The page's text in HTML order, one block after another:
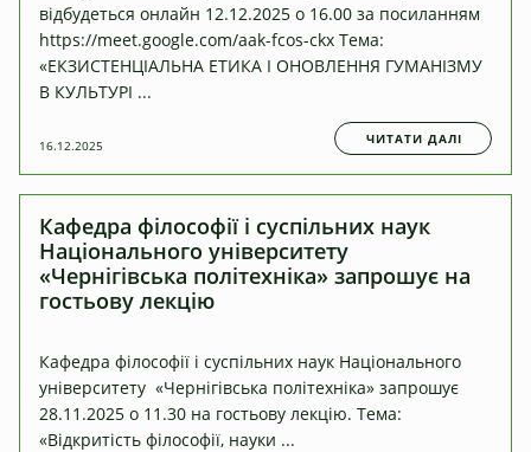
відбудеться онлайн 12.12.2025 о 16.00 за посиланням
https://meet.google.com/aak-fcos-ckx Тема:
«ЕКЗИСТЕНЦІАЛЬНА ЕТИКА І ОНОВЛЕННЯ ГУМАНІЗМУ
В КУЛЬТУРІ ...
16.12.2025 ЧИТАТИ ДАЛІ
Кафедра філософії і суспільних наук
Національного університету
«Чернігівська політехніка» запрошує на
гостьову лекцію
Кафедра філософії і суспільних наук Національного
університету «Чернігівська політехніка» запрошує
28.11.2025 о 11.30 на гостьову лекцію. Тема:
«Відкритість філософії, науки ...